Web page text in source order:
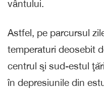
vântului.
Astfel, pe parcursul
temperaturi deosebit
centrul şi sud-estul
în depresiunile din